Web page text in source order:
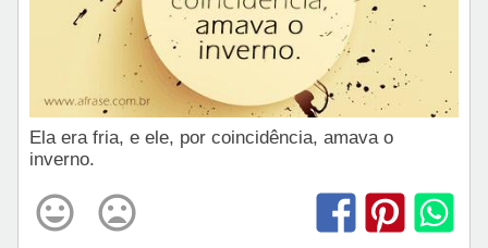
Ela era fria, e ele, por coincidência, amava o
inverno.